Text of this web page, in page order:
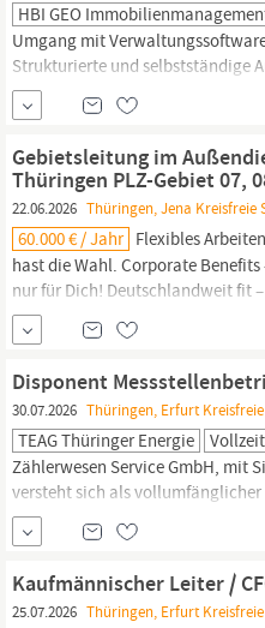
HBI GEO
Umgang mit
Strukturierte und selbstständige
verbindliches, freundliches
Kommunikation mit
Villa in Erfurt, mit technischer
Gebietsleitung im
Thüringen PLZ-Gebiet 07,
22.06.2026 Thüringen, Jena Kreisfreie
60.000 € / Jahr Flexibles
hast die Wahl. Corporate
nur für Dich! Deutschlandweit fit
Firmenfitnessprogramm EGYM
bleib in Bewegung! Deine Mission
Disponent
30.07.2026 Thüringen, Erfurt
TEAG Thüringer Energie Vollzeit
Zählerwesen Service GmbH, mit
versteht sich als
Messstellenbetrieb,
und dem Zählerprüfwesen sowie
Administration. Unseren Kunden
Kaufmännischer Leiter /
25.07.2026 Thüringen, Erfurt